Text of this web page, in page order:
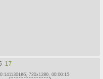
17
11301Кб, 720x1280, 00:00:15